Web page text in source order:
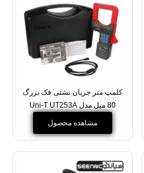
کلمپ متر جریان نشتی فک بزرگ
80 میل مدل Uni-T UT253A
مشاهده محصول